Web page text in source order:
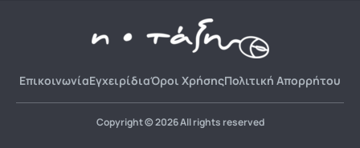
ΕπικοινωνίαΕγχειρίδιαΌροι ΧρήσηςΠολιτική Απορρήτου
Copyright © 2026 All rights reserved